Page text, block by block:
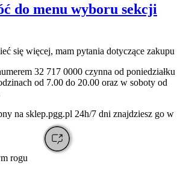
do menu wyboru sekcji
się więcej, mam pytania dotyczące zakupu
32 717 0000 czynna od poniedziałku
od 7.00 do 20.00 oraz w soboty od
na sklep.pgg.pl 24h/7 dni znajdziesz go w
rogu